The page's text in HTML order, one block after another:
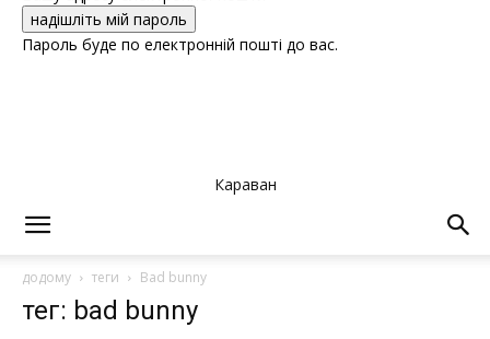
Пароль буде по електронній пошті до вас.
Караван
додому теги Bad bunny
тег: bad bunny